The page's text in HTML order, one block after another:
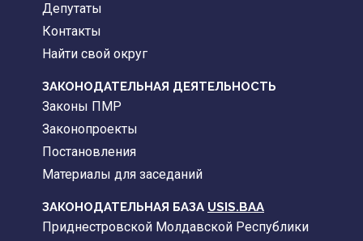
Депутаты
Контакты
Найти свой округ
ЗАКОНОДАТЕЛЬНАЯ ДЕЯТЕЛЬНОСТЬ
Законы ПМР
Законопроекты
Постановления
Материалы для заседаний
ЗАКОНОДАТЕЛЬНАЯ БАЗА USIS.BAA
Приднестровской Молдавской Республики